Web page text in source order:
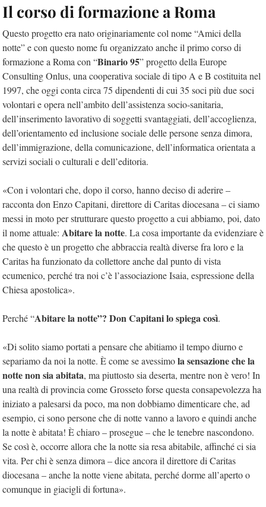
Il corso di formazione a Roma
Questo progetto era nato originariamente col nome “Amici della
notte” e con questo nome fu organizzato anche il primo corso di
formazione a Roma con “Binario 95” progetto della Europe
Consulting Onlus, una cooperativa sociale di tipo A e B costituita nel
1997, che oggi conta circa 75 dipendenti di cui 35 soci più due soci
volontari e opera nell’ambito dell’assistenza socio-sanitaria,
dell’inserimento lavorativo di soggetti svantaggiati, dell’accoglienza,
dell’orientamento ed inclusione sociale delle persone senza dimora,
dell’immigrazione, della comunicazione, dell’informatica orientata a
servizi sociali o culturali e dell’editoria.
«Con i volontari che, dopo il corso, hanno deciso di aderire –
racconta don Enzo Capitani, direttore di Caritas diocesana – ci siamo
messi in moto per strutturare questo progetto a cui abbiamo, poi, dato
il nome attuale: Abitare la notte. La cosa importante da evidenziare è
che questo è un progetto che abbraccia realtà diverse fra loro e la
Caritas ha funzionato da collettore anche dal punto di vista
ecumenico, perché tra noi c’è l’associazione Isaia, espressione della
Chiesa apostolica».
Perché “Abitare la notte”? Don Capitani lo spiega così.
«Di solito siamo portati a pensare che abitiamo il tempo diurno e
separiamo da noi la notte. È come se avessimola sensazione che la
notte non sia abitata, ma piuttosto sia deserta, mentre non è vero! In
una realtà di provincia come Grosseto forse questa consapevolezza ha
iniziato a palesarsi da poco, ma non dobbiamo dimenticare che, ad
esempio, ci sono persone che di notte vanno a lavoro e quindi anche
la notte è abitata! È chiaro – prosegue – che le tenebre nascondono.
Se così è, occorre allora che la notte sia resa abitabile, affinché ci sia
vita. Per chi è senza dimora – dice ancora il direttore di Caritas
diocesana – anche la notte viene abitata, perché dorme all’aperto o
comunque in giacigli di fortuna».